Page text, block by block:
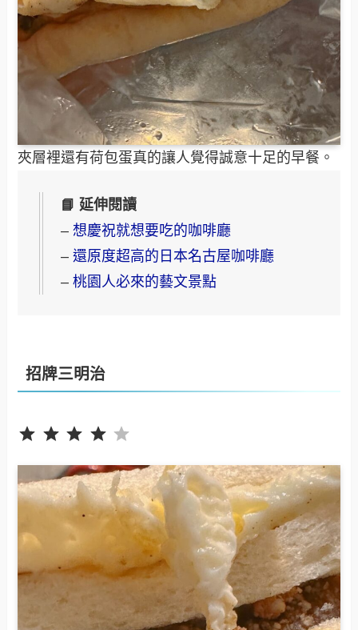
夾層裡還有荷包蛋真的讓人覺得誠意十足的早餐。
📘 延伸閱讀
–想慶祝就想要吃的咖啡廳
–還原度超高的日本名古屋咖啡廳
–桃園人必來的藝文景點
招牌三明治
⭐⭐ ⭐